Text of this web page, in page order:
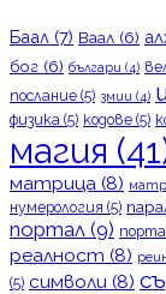
Баал (7) Ваал (6)
бог (6) българи (4)
послание (5) змии (4)
физика (5) кодове (5)
магия
матрица (8)
нумерология (5)
портал (9)
реалност (8)
(5) символи (8)